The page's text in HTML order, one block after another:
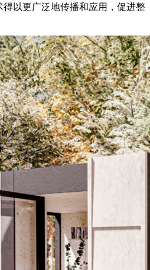
以更广泛地传播和应用，促进整